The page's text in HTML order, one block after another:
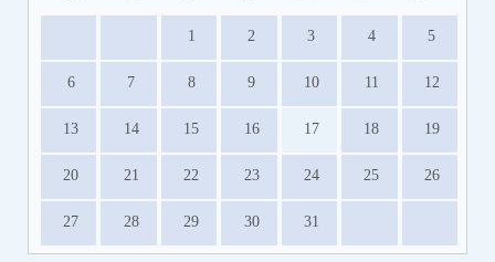
1 2 3 4 5
6 7 8 9 10 11 12
13 14 15 16 17 18 19
20 21 22 23 24 25 26
27 28 29 30 31